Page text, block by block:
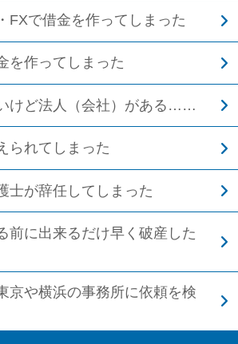
FXで借金を作ってしまった
を作ってしまった
けど法人（会社）がある……
られてしまった
士が辞任してしまった
前に出来るだけ早く破産した
京や横浜の事務所に依頼を検